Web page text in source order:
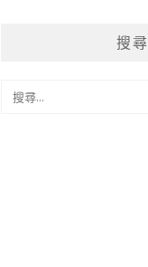
搜尋